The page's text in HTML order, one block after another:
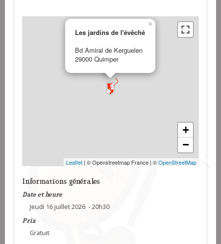
Les jardins de l'évêché
Bd Amiral de Kerguelen
29000 Quimper
×
+
−
Leaflet | © Openstreetmap France | ©OpenStreetMap
Informations générales
Date et heure
Jeudi 16 juillet 2026 - 20h30
Prix
Gratuit